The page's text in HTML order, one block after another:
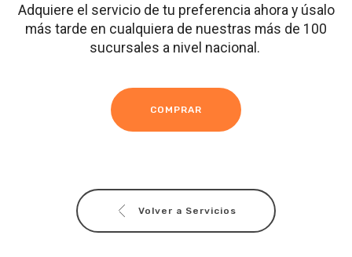
Adquiere el servicio de tu preferencia ahora y úsalo
más tarde en cualquiera de nuestras más de 100
sucursales a nivel nacional.
COMPRAR
Volver a Servicios